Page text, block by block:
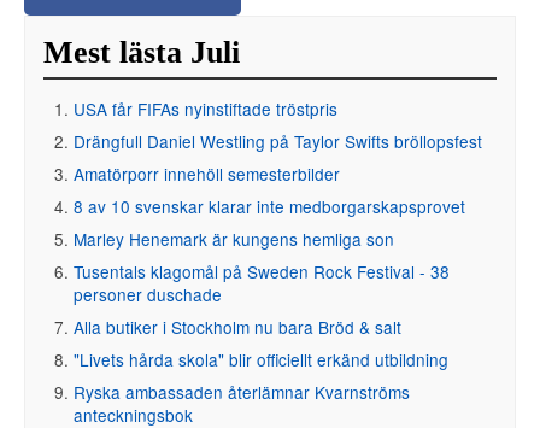
Mest lästa Juli
USA får FIFAs nyinstiftade tröstpris
Drängfull Daniel Westling på Taylor Swifts bröllopsfest
Amatörporr innehöll semesterbilder
8 av 10 svenskar klarar inte medborgarskapsprovet
Marley Henemark är kungens hemliga son
Tusentals klagomål på Sweden Rock Festival - 38
personer duschade
Alla butiker i Stockholm nu bara Bröd & salt
"Livets hårda skola" blir officiellt erkänd utbildning
Ryska ambassaden återlämnar Kvarnströms
anteckningsbok